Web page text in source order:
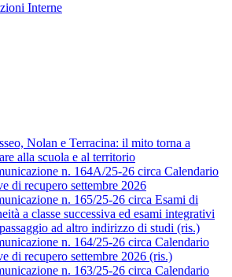
Interne
Nolan e Terracina: il mito torna a
alla scuola e al territorio
n. 164A/25-26 circa Calendario
di recupero settembre 2026
n. 165/25-26 circa Esami di
a classe successiva ed esami integrativi
ad altro indirizzo di studi (ris.)
n. 164/25-26 circa Calendario
di recupero settembre 2026 (ris.)
n. 163/25-26 circa Calendario